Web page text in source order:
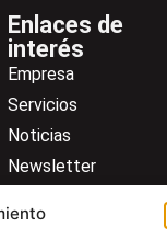
Enlaces de
interés
Empresa
Servicios
Noticias
Newsletter
Contacto